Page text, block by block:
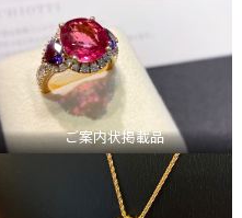
ご案内状掲載品